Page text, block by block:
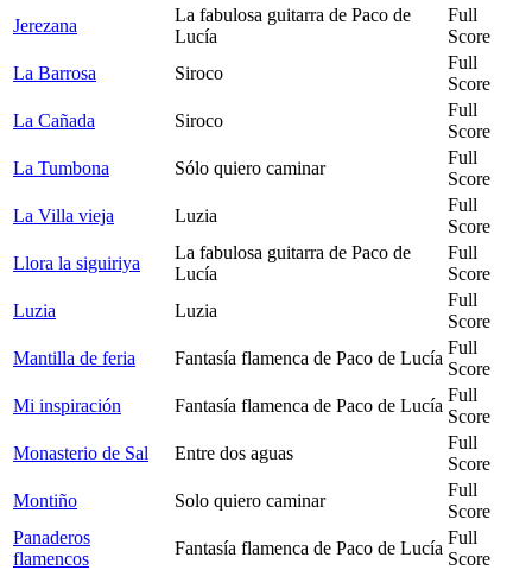
Jerezana
La fabulosa guitarra de Paco de
Lucía
Full
Score
La Barrosa
Siroco
Full
Score
La Cañada
Siroco
Full
Score
La Tumbona
Sólo quiero caminar
Full
Score
La Villa vieja
Luzia
Full
Score
Llora la siguiriya
La fabulosa guitarra de Paco de
Lucía
Full
Score
Luzia
Luzia
Full
Score
Mantilla de feria
Fantasía flamenca de Paco de Lucía
Full
Score
Mi inspiración
Fantasía flamenca de Paco de Lucía
Full
Score
Monasterio de Sal
Entre dos aguas
Full
Score
Montiño
Solo quiero caminar
Full
Score
Panaderos
flamencos
Fantasía flamenca de Paco de Lucía
Full
Score